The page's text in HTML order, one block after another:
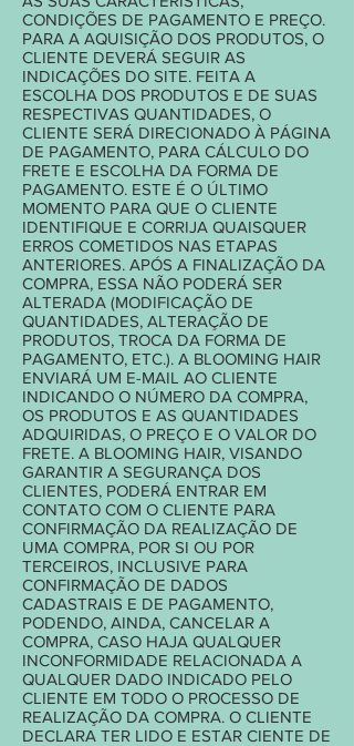
CONDIÇÕES DE PAGAMENTO E PREÇO.
PARA A AQUISIÇÃO DOS PRODUTOS, O
CLIENTE DEVERÁ SEGUIR AS
INDICAÇÕES DO SITE. FEITA A
ESCOLHA DOS PRODUTOS E DE SUAS
RESPECTIVAS QUANTIDADES, O
CLIENTE SERÁ DIRECIONADO À PÁGINA
DE PAGAMENTO, PARA CÁLCULO DO
FRETE E ESCOLHA DA FORMA DE
PAGAMENTO. ESTE É O ÚLTIMO
MOMENTO PARA QUE O CLIENTE
IDENTIFIQUE E CORRIJA QUAISQUER
ERROS COMETIDOS NAS ETAPAS
ANTERIORES. APÓS A FINALIZAÇÃO DA
COMPRA, ESSA NÃO PODERÁ SER
ALTERADA (MODIFICAÇÃO DE
QUANTIDADES, ALTERAÇÃO DE
PRODUTOS, TROCA DA FORMA DE
PAGAMENTO, ETC.). A BLOOMING HAIR
ENVIARÁ UM E-MAIL AO CLIENTE
INDICANDO O NÚMERO DA COMPRA,
OS PRODUTOS E AS QUANTIDADES
ADQUIRIDAS, O PREÇO E O VALOR DO
FRETE. A BLOOMING HAIR, VISANDO
GARANTIR A SEGURANÇA DOS
CLIENTES, PODERÁ ENTRAR EM
CONTATO COM O CLIENTE PARA
CONFIRMAÇÃO DA REALIZAÇÃO DE
UMA COMPRA, POR SI OU POR
TERCEIROS, INCLUSIVE PARA
CONFIRMAÇÃO DE DADOS
CADASTRAIS E DE PAGAMENTO,
PODENDO, AINDA, CANCELAR A
COMPRA, CASO HAJA QUALQUER
INCONFORMIDADE RELACIONADA A
QUALQUER DADO INDICADO PELO
CLIENTE EM TODO O PROCESSO DE
REALIZAÇÃO DA COMPRA. O CLIENTE
DECLARA TER LIDO E ESTAR CIENTE DE